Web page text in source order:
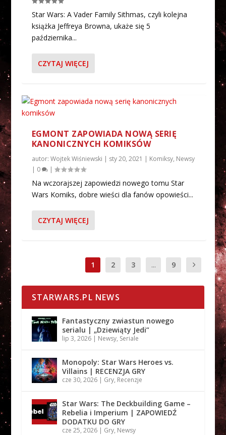
Star Wars: A Vader Family Sithmas, czyli kolejna
książka Jeffreya Browna, ukaże się 5
października...
CZYTAJ WIĘCEJ
EGMONT ZAPOWIADA NOWĄ SERIĘ
KANONICZNYCH KOMIKSÓW
autor: Wojtek Wiśniewski | sty 20, 2021 | Komiksy, Newsy
| 0 |
Na wczorajszej zapowiedzi nowego tomu Star
Wars Komiks, dobre wieści dla fanów opowieści...
CZYTAJ WIĘCEJ
1 2 3 ... 9
STARWARS.PL NEWS
Fantastyczny zwiastun nowego
serialu | „Dziewiąty Jedi”
lip 3, 2026| Newsy, Seriale
Monopoly: Star Wars Heroes vs.
Villains | RECENZJA GRY
cze 30, 2026| Gry, Recenzje
Star Wars: The Deckbuilding Game –
Rebelia i Imperium | ZAPOWIEDŹ
DODATKU DO GRY
cze 25, 2026| Gry, Newsy